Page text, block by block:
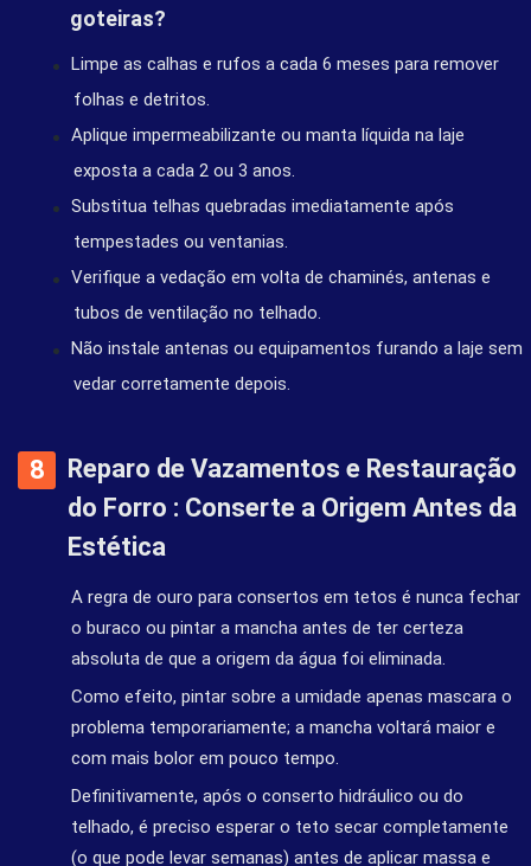
goteiras?
Limpe as calhas e rufos a cada 6 meses para remover
folhas e detritos.
Aplique impermeabilizante ou manta líquida na laje
exposta a cada 2 ou 3 anos.
Substitua telhas quebradas imediatamente após
tempestades ou ventanias.
Verifique a vedação em volta de chaminés, antenas e
tubos de ventilação no telhado.
Não instale antenas ou equipamentos furando a laje sem
vedar corretamente depois.
Reparo de Vazamentos e Restauração
do Forro : Conserte a Origem Antes da
Estética
A regra de ouro para consertos em tetos é nunca fechar
o buraco ou pintar a mancha antes de ter certeza
absoluta de que a origem da água foi eliminada.
Como efeito, pintar sobre a umidade apenas mascara o
problema temporariamente; a mancha voltará maior e
com mais bolor em pouco tempo.
Definitivamente, após o conserto hidráulico ou do
telhado, é preciso esperar o teto secar completamente
(o que pode levar semanas) antes de aplicar massa e